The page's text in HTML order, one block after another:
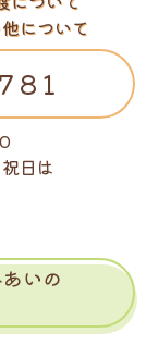
について
日は
いの